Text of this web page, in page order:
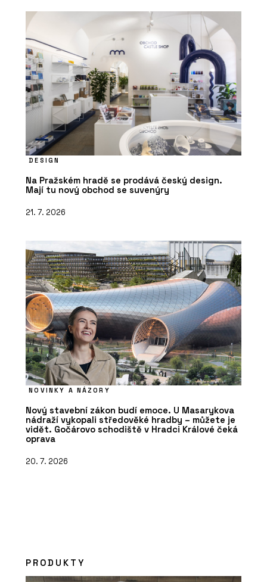
DESIGN
Na Pražském hradě se prodává český design.
Mají tu nový obchod se suvenýry
21. 7. 2026
NOVINKY A NÁZORY
Nový stavební zákon budí emoce. U Masarykova
nádraží vykopali středověké hradby – můžete je
vidět. Gočárovo schodiště v Hradci Králové čeká
oprava
20. 7. 2026
PRODUKTY